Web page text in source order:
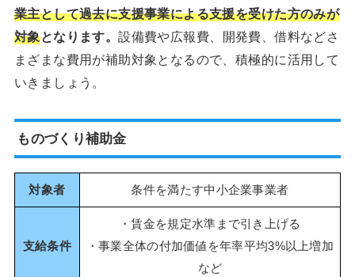
業主として過去に支援事業による支援を受けた方のみが
対象となります。設備費や広報費、開発費、借料などさ
まざまな費用が補助対象となるので、積極的に活用して
いきましょう。
ものづくり補助金
対象者 条件を満たす中小企業事業者
支給条件
・賃金を規定水準まで引き上げる
・事業全体の付加価値を年率平均3%以上増加
など